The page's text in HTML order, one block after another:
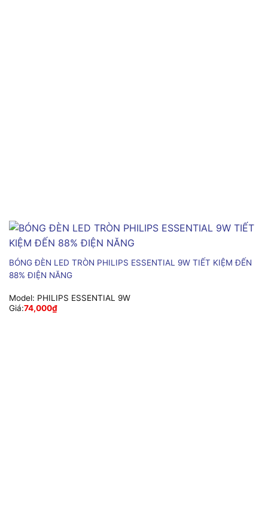
BÓNG ĐÈN LED TRÒN PHILIPS ESSENTIAL 9W TIẾT KIỆM ĐẾN
88% ĐIỆN NĂNG
Model: PHILIPS ESSENTIAL 9W
Giá:74,000₫